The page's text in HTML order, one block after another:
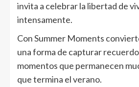
invita a celebrar la libertad de
intensamente.
Con Summer Moments
una forma de capturar
momentos que permanecen
que termina el verano.